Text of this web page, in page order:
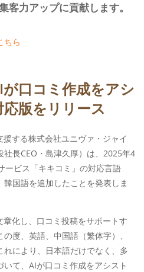
客力アップに貢献します。
ちら
が口コミ作成をアシ
版をリリース
する株式会社ユニヴァ・ジャイ
長CEO・島津久厚）は、2025年4
ービス「キキコミ」の対応言語
国語を追加したことを発表しま
化し、口コミ投稿をサポートす
度、英語、中国語（繁体字）、
により、日本語だけでなく、多
て、AIが口コミ作成をアシスト